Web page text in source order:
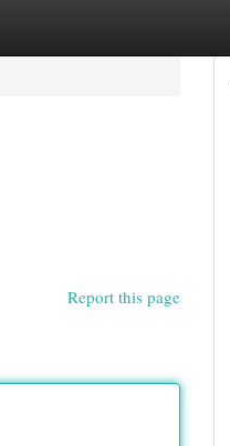
Report this page